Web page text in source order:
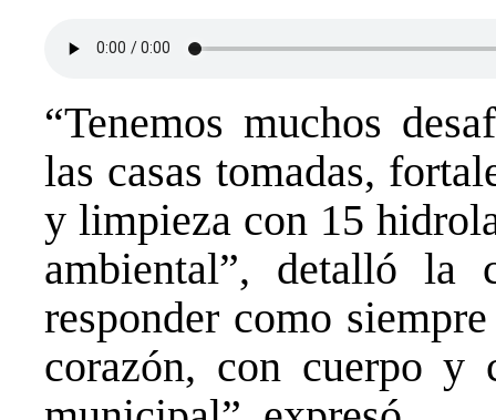
“Tenemos muchos
las casas tomadas,
y limpieza con 15
ambiental”, detalló la
responder como
corazón, con cuerpo y